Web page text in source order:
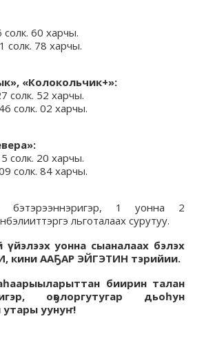
60 харчы.
солк. 78 харчы.
«Колокольчик+»:
солк. 52 харчы.
солк. 02 харчы.
солк. 20 харчы.
солк. 84 харчы.
бэтэрээннэригэр, 1 уонна 2
льготалаах сурутуу.
үйэлээх уонна сыаналаах бэлэх
кини ААҔАР ЭЙГЭТИН тэрийии.
биирин талан
оҕолоргутугар дьоһун
утары уунуҥ!